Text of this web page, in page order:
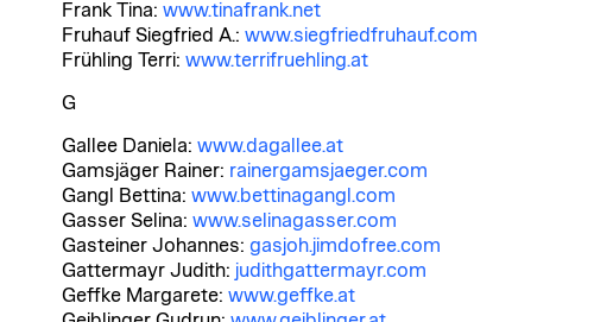
Frank Tina: www.tinafrank.net
Fruhauf Siegfried A.: www.siegfriedfruhauf.com
Frühling Terri: www.terrifruehling.at
G
Gallee Daniela: www.dagallee.at
Gamsjäger Rainer: rainergamsjaeger.com
Gangl Bettina: www.bettinagangl.com
Gasser Selina: www.selinagasser.com
Gasteiner Johannes: gasjoh.jimdofree.com
Gattermayr Judith: judithgattermayr.com
Geffke Margarete: www.geffke.at